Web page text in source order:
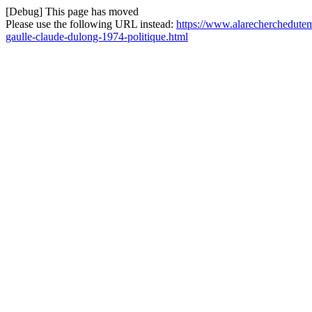
[Debug] This page has moved
Please use the following URL instead: https://
gaulle-claude-dulong-1974-politique.html